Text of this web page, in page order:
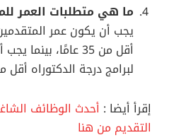
ما هي متطلبات العمر
يجب أن يكون عمر
أقل من 35 عامًا،
لبرامج درجة الدكتوراه أقل من 40
إقرأ أيضا : أحدث الوظائف
التقديم من هنا